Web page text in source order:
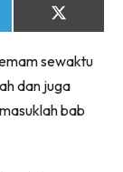
Share
on
(Twitter)
sewaktu
dan juga
bab